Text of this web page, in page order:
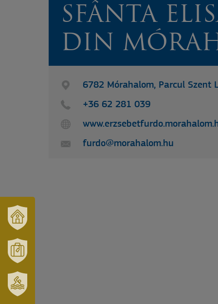
ÉS
TÉRSÉGÜNK
TURISZTIKA
SFÂNTA
DIN
6782 Mórahalom, Parcul Szent
+36 62 281 039
furdo@morahalom.hu